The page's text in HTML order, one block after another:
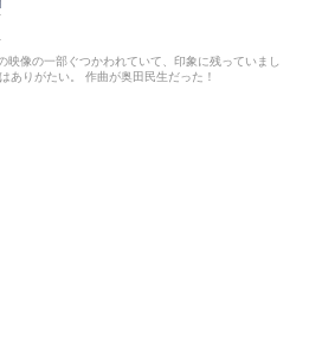
映像の一部ぐつかわれていて、印象に残っていまし
ありがたい。 作曲が奥田民生だった！